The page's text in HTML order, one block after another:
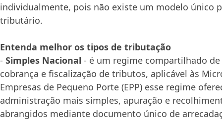
individualmente, pois não existe um modelo único
tributário.
Entenda melhor os tipos de tributação
- Simples Nacional - é um regime compartilhado de
cobrança e fiscalização de tributos, aplicável às
Empresas de Pequeno Porte (EPP) esse regime
administração mais simples, apuração e
abrangidos mediante documento único de